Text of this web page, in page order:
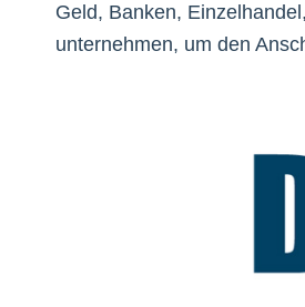
Geld, Banken,
unternehmen, um den